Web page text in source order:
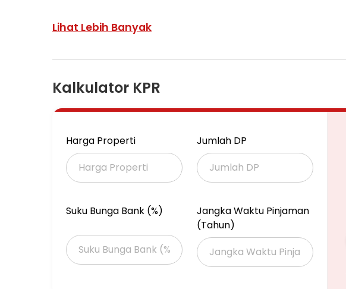
Depan 9.5 x 7.5 m
Raw Jalan 1 Mobil
Jual 6.999 M
ASG6
Lihat Lebih Banyak
Kalkulator KPR
Harga Properti Jumlah DP
Suku Bunga Bank (%)
Jangka Waktu Pinjaman
(Tahun)